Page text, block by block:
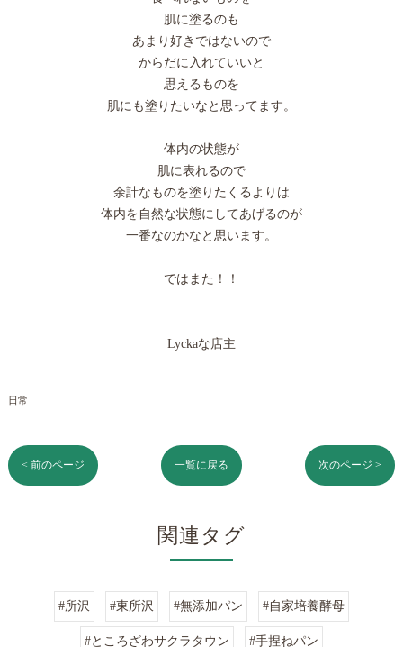
肌に塗るのも
あまり好きではないので
からだに入れていいと
思えるものを
肌にも塗りたいなと思ってます。
体内の状態が
肌に表れるので
余計なものを塗りたくるよりは
体内を自然な状態にしてあげるのが
一番なのかなと思います。
ではまた！！
Lyckaな店主
日常
< 前のページ 一覧に戻る 次のページ >
関連タグ
#所沢 #東所沢 #無添加パン #自家培養酵母
#ところざわサクラタウン #手捏ねパン